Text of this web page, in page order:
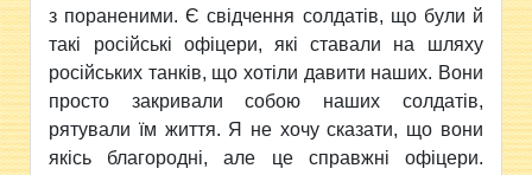
з пораненими. Є свідчення солдатів, що були й
такі російські офіцери, які ставали на шляху
російських танків, що хотіли давити наших. Вони
просто закривали собою наших солдатів,
рятували їм життя. Я не хочу сказати, що вони
якісь благородні, але це справжні офіцери.